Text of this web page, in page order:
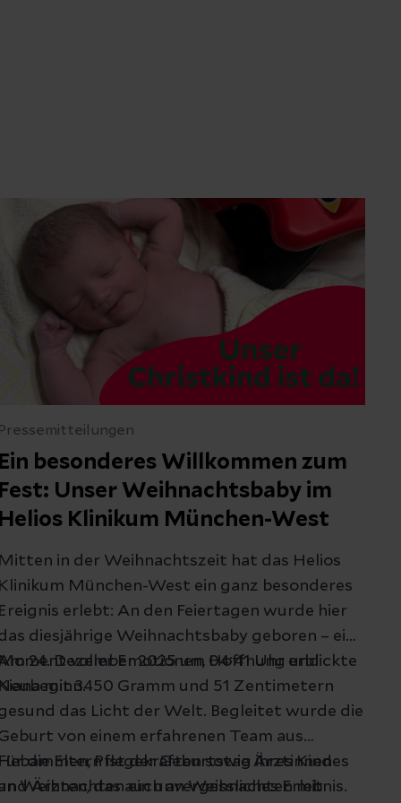
Pressemitteilungen
Ein besonderes Willkommen zum
Fest: Unser Weihnachtsbaby im
Helios Klinikum München-West
Mitten in der Weihnachtszeit hat das Helios
Klinikum München-West ein ganz besonderes
Ereignis erlebt: An den Feiertagen wurde hier
diesjährige Weihnachtsbaby geboren – ein
voller Emotionen, Hoffnung und
Neubeginn.
24. Dezember 2025 um 04:41 Uhr erblickte
Kiana mit 3450 Gramm und 51 Zentimetern
das Licht der Welt. Begleitet wurde die
von einem erfahrenen Team aus
Hebammen, Pflegekräften sowie Ärztinnen
Ärzten, das auch an Weihnachten mit
Für die Eltern ist der Geburtstag ihres Kindes
Weihnachten ein unvergessliches Erlebnis.